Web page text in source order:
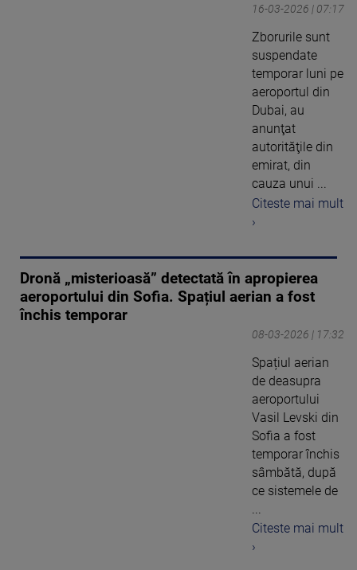
16-03-2026 | 07:17
Zborurile sunt
suspendate
temporar luni pe
aeroportul din
Dubai, au
anunţat
autorităţile din
emirat, din
cauza unui ...
Citeste mai mult
›
Dronă „misterioasă” detectată în apropierea
aeroportului din Sofia. Spațiul aerian a fost
închis temporar
08-03-2026 | 17:32
Spațiul aerian
de deasupra
aeroportului
Vasil Levski din
Sofia a fost
temporar închis
sâmbătă, după
ce sistemele de
Citeste mai mult
›